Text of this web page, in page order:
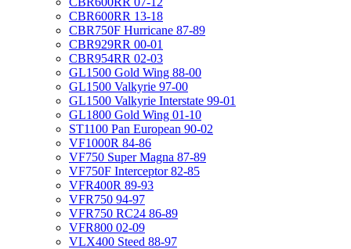
CBR600RR 13-18
CBR750F Hurricane 87-89
CBR929RR 00-01
CBR954RR 02-03
GL1500 Gold Wing 88-00
GL1500 Valkyrie 97-00
GL1500 Valkyrie Interstate 99-01
GL1800 Gold Wing 01-10
ST1100 Pan European 90-02
VF1000R 84-86
VF750 Super Magna 87-89
VF750F Interceptor 82-85
VFR400R 89-93
VFR750 94-97
VFR750 RC24 86-89
VFR800 02-09
VLX400 Steed 88-97